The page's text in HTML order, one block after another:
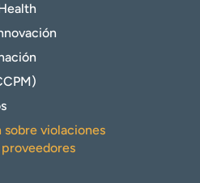
violaciones